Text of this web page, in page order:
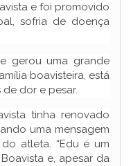
e foi promovido
sofria de doença
gerou uma grande
boavisteira, está
dor e pesar.
tinha renovado
uma mensagem
atleta. “Edu é um
e, apesar da